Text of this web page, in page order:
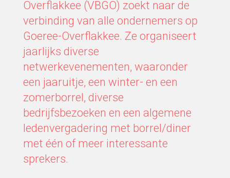
Overflakkee (VBGO) zoekt naar de
verbinding van alle ondernemers op
Goeree-Overflakkee. Ze organiseert
jaarlijks diverse
netwerkevenementen, waaronder
een jaaruitje, een winter- en een
zomerborrel, diverse
bedrijfsbezoeken en een algemene
ledenvergadering met borrel/diner
met één of meer interessante
sprekers.